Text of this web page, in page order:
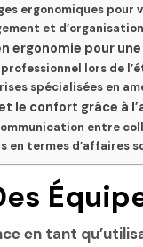
ergonomiques pour
et
ergonomie pour
lors de
spécialisées en
le confort grâce à
entre
en termes d’affaires
en tant